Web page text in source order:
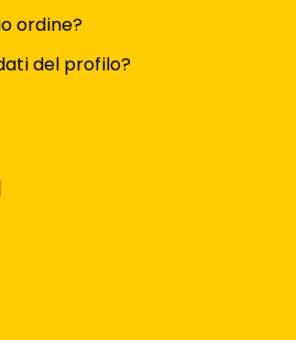
ordine?
del profilo?